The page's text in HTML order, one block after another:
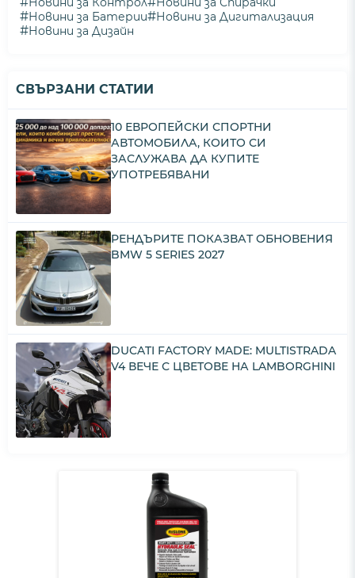
#Новини за Батерии#Новини за Дигитализация
#Новини за Дизайн
СВЪРЗАНИ СТАТИИ
10 ЕВРОПЕЙСКИ СПОРТНИ
АВТОМОБИЛА, КОИТО СИ
ЗАСЛУЖАВА ДА КУПИТЕ
УПОТРЕБЯВАНИ
РЕНДЪРИТЕ ПОКАЗВАТ ОБНОВЕНИЯ
BMW 5 SERIES 2027
DUCATI FACTORY MADE: MULTISTRADA
V4 ВЕЧЕ С ЦВЕТОВЕ НА LAMBORGHINI